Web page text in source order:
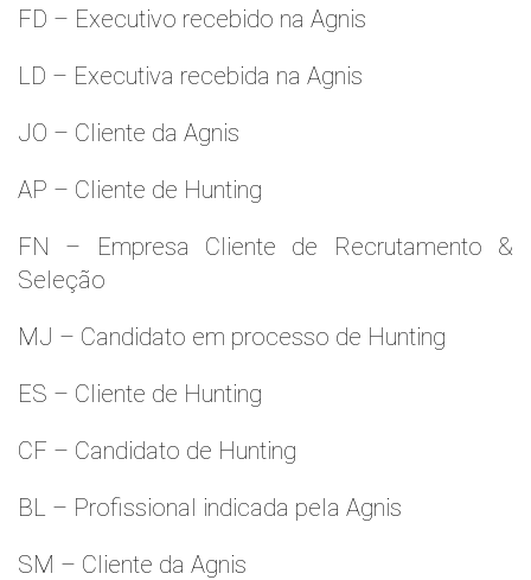
FD – Executivo recebido na Agnis
LD – Executiva recebida na Agnis
JO – Cliente da Agnis
AP – Cliente de Hunting
FN – Empresa Cliente de Recrutamento &
Seleção
MJ – Candidato em processo de Hunting
ES – Cliente de Hunting
CF – Candidato de Hunting
BL – Profissional indicada pela Agnis
SM – Cliente da Agnis